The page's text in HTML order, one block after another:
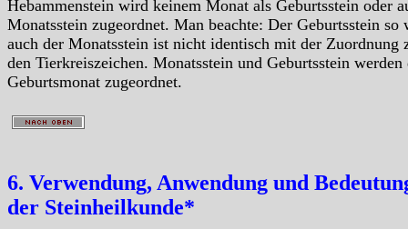
Hebammenstein wird keinem Monat als Geburtsstein oder
Monatsstein zugeordnet. Man beachte: Der Geburtsstein so
auch der Monatsstein ist nicht identisch mit der Zuordnung
den Tierkreiszeichen. Monatsstein und Geburtsstein werden
Geburtsmonat zugeordnet.
6. Verwendung, Anwendung und
der Steinheilkunde*